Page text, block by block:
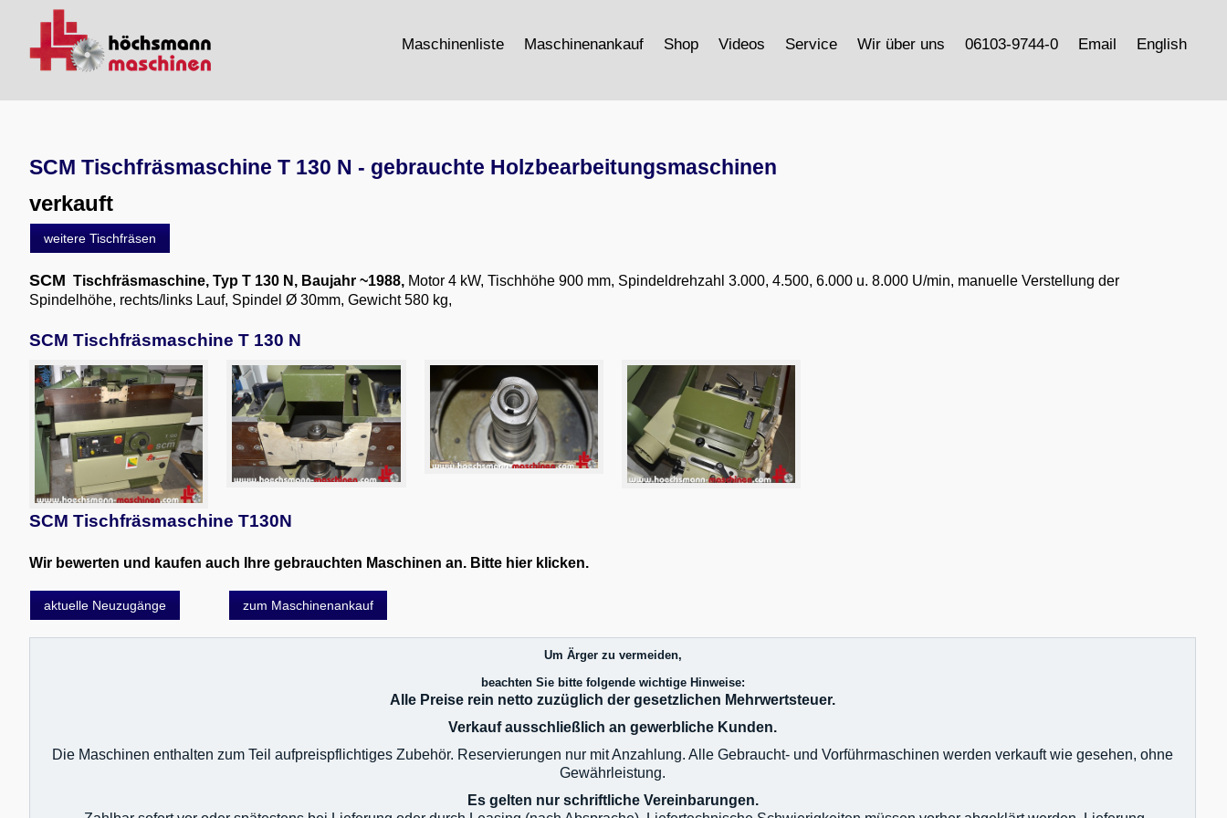
Maschinenliste Maschinenankauf Shop Videos Service Wir über uns 06103-9744-0 Email English
SCM Tischfräsmaschine T 130 N - gebrauchte Holzbearbeitungsmaschinen
verkauft
weitere Tischfräsen
SCM Tischfräsmaschine, Typ T 130 N , Baujahr ~1988, Motor 4 kW, Tischhöhe 900 mm, Spindeldrehzahl 3.000, 4.500, 6.000 u. 8.000 U/min, manuelle Verstellung der
Spindelhöhe, rechts/links Lauf, Spindel Ø 30mm, Gewicht 580 kg,
SCM Tischfräsmaschine T 130 N
SCM Tischfräsmaschine T130N
Wir bewerten und kaufen auch Ihre gebrauchten Maschinen an. Bitte hier klicken.
aktuelle Neuzugänge zum Maschinenankauf
Um Ärger zu vermeiden,
beachten Sie bitte folgende wichtige Hinweise:
Alle Preise rein netto zuzüglich der gesetzlichen Mehrwertsteuer.
Verkauf ausschließlich an gewerbliche Kunden.
Die Maschinen enthalten zum Teil aufpreispflichtiges Zubehör. Reservierungen nur mit Anzahlung. Alle Gebraucht- und Vorführmaschinen werden verkauft wie gesehen, ohne
Gewährleistung.
Es gelten nur schriftliche Vereinbarungen.